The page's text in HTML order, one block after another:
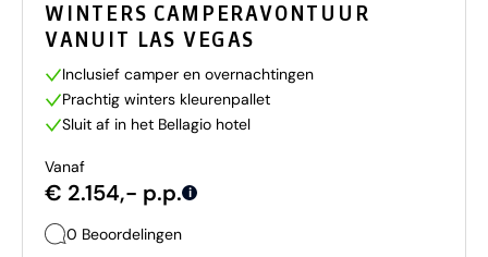
WINTERS CAMPERAVONTUUR
VANUIT LAS VEGAS
Inclusief camper en overnachtingen
Prachtig winters kleurenpallet
Sluit af in het Bellagio hotel
Vanaf
€ 2.154,- p.p. i
0 Beoordelingen